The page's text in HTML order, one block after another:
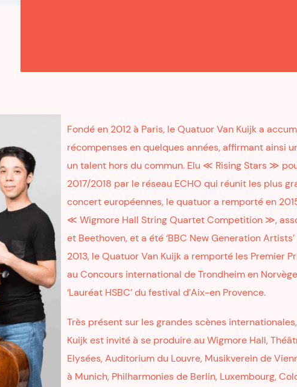
Fondé en 2012 à Paris, le Quatuor Van Kuijk a
récompenses en quelques années, affirmant ainsi
un talent hors du commun. Elu ≪ Rising Stars ≫
2017/2018 par le réseau ECHO qui réunit les plus
concert européennes, le quatuor a remporté en
≪ Wigmore Hall String Quartet Competition ≫,
et Beethoven, et a été ‘BBC New Generation Artists’
2013, le Quatuor Van Kuijk a remporté les Premier
au Concours international de Trondheim en
‘Lauréat HSBC’ du festival d’Aix-en Provence.
Très présent sur les grandes scènes
Kuijk est invité à se produire au Wigmore Hall,
Elysées, Auditorium du Louvre, Musikverein de
à Munich, Philharmonies de Berlin, Luxembourg,